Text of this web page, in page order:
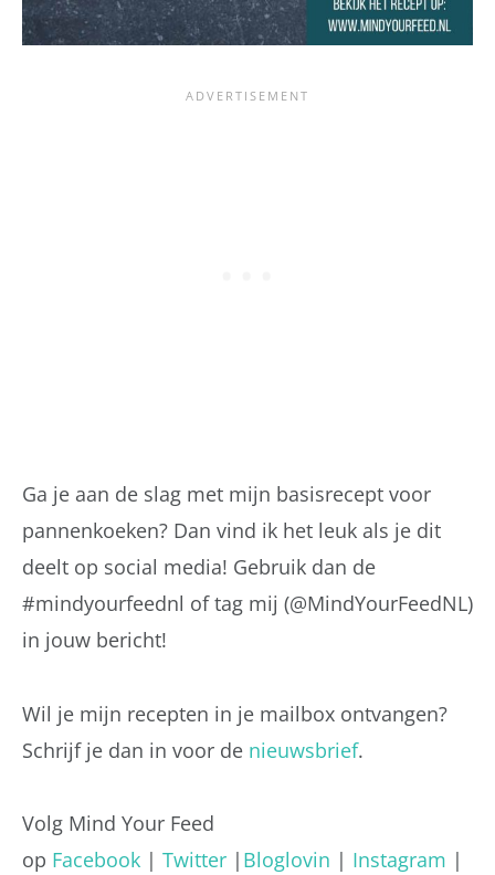
Ga je aan de slag met mijn basisrecept voor
pannenkoeken? Dan vind ik het leuk als je dit
deelt op social media! Gebruik dan de
#mindyourfeednl of tag mij (@MindYourFeedNL)
in jouw bericht!
Wil je mijn recepten in je mailbox ontvangen?
Schrijf je dan in voor de nieuwsbrief.
Volg Mind Your Feed
op Facebook | Twitter | Bloglovin | Instagram |